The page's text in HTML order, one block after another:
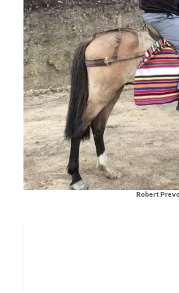
Robert